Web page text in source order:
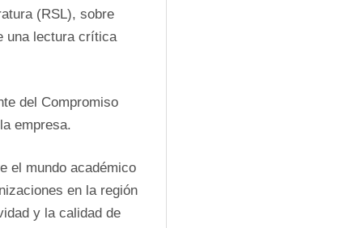
(RSL), sobre
una lectura crítica
del Compromiso
empresa.
el mundo académico
en la región
y la calidad de